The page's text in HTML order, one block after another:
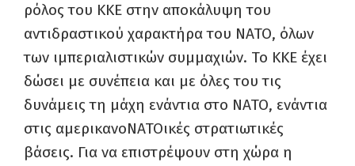
ρόλος του ΚΚΕ στην αποκάλυψη του
αντιδραστικού χαρακτήρα του ΝΑΤΟ, όλων
των ιμπεριαλιστικών συμμαχιών. Το ΚΚΕ έχει
δώσει με συνέπεια και με όλες του τις
δυνάμεις τη μάχη ενάντια στο ΝΑΤΟ, ενάντια
στις αμερικανοΝΑΤΟικές στρατιωτικές
βάσεις. Για να επιστρέψουν στη χώρα η